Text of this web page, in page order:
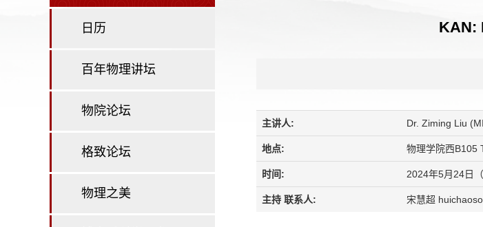
日历
百年物理讲坛
物院论坛
格致论坛
物理之美
KAN:
主讲人: Dr. Ziming Liu
地点: 物理学院西B105
时间: 2024年5月24日
主持 联系人: 宋慧超